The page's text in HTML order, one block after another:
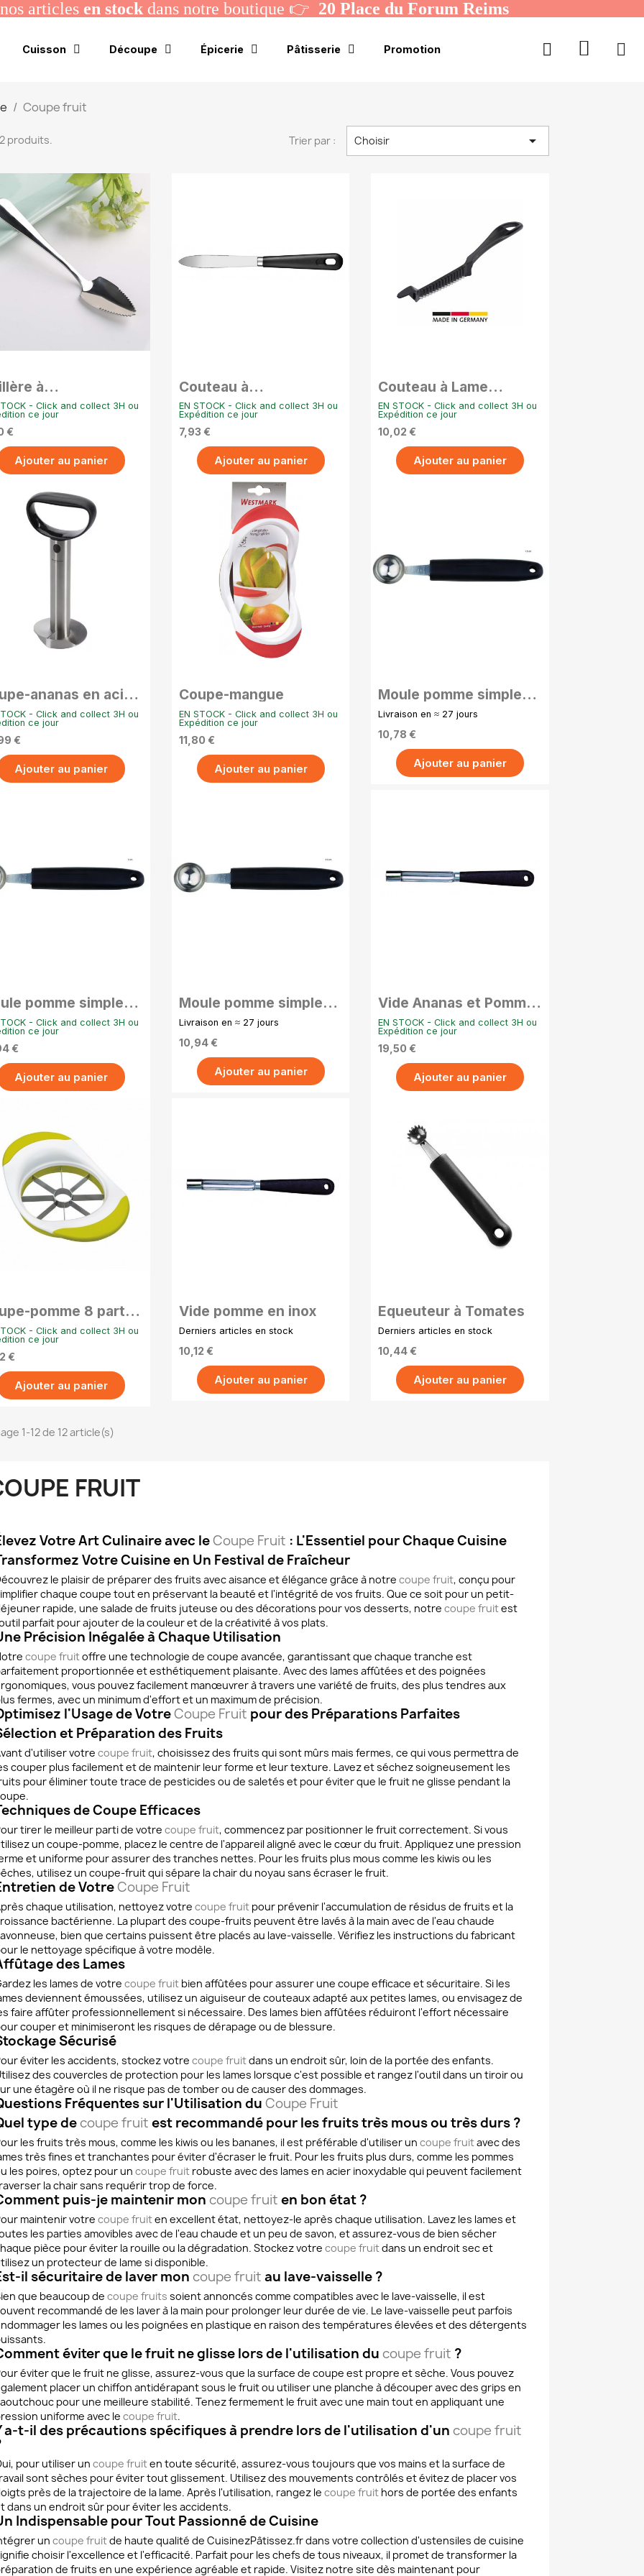
articlesen stockdans notre boutique 👉 20 Place du Forum Reims
Cuisson Découpe Épicerie Pâtisserie Promotion
Coupe fruit
FRUIT
Votre Art Culinaire avec leCoupe Fruit : L'Essentiel pour Chaque Cuisine
Votre Cuisine en Un Festival de Fraîcheur
le plaisir de préparer des fruits avec aisance et élégance grâce à notre coupe fruit, conçu pour
chaque coupe tout en préservant la beauté et l'intégrité de vos fruits. Que ce soit pour un petit-
rapide, une salade de fruits juteuse ou des décorations pour vos desserts, notre coupe fruitest
parfait pour ajouter de la couleur et de la créativité à vos plats.
Précision Inégalée à Chaque Utilisation
coupe fruitoffre une technologie de coupe avancée, garantissant que chaque tranche est
proportionnée et esthétiquement plaisante. Avec des lames affûtées et des poignées
vous pouvez facilement manœuvrer à travers une variété de fruits, des plus tendres aux
fermes, avec un minimum d'effort et un maximum de précision.
l'Usage de VotreCoupe Fruit pour des Préparations Parfaites
et Préparation des Fruits
d'utiliser votre coupe fruit, choisissez des fruits qui sont mûrs mais fermes, ce qui vous permettra de
couper plus facilement et de maintenir leur forme et leur texture. Lavez et séchez soigneusement les
pour éliminer toute trace de pesticides ou de saletés et pour éviter que le fruit ne glisse pendant la
de Coupe Efficaces
tirer le meilleur parti de votre coupe fruit, commencez par positionner le fruit correctement. Si vous
un coupe-pomme, placez le centre de l'appareil aligné avec le cœur du fruit. Appliquez une pression
et uniforme pour assurer des tranches nettes. Pour les fruits plus mous comme les kiwis ou les
utilisez un coupe-fruit qui sépare la chair du noyau sans écraser le fruit.
de VotreCoupe Fruit
chaque utilisation, nettoyez votre coupe fruitpour prévenir l'accumulation de résidus de fruits et la
bactérienne. La plupart des coupe-fruits peuvent être lavés à la main avec de l'eau chaude
bien que certains puissent être placés au lave-vaisselle. Vérifiez les instructions du fabricant
le nettoyage spécifique à votre modèle.
des Lames
les lames de votre coupe fruitbien affûtées pour assurer une coupe efficace et sécuritaire. Si les
deviennent émoussées, utilisez un aiguiseur de couteaux adapté aux petites lames, ou envisagez de
faire affûter professionnellement si nécessaire. Des lames bien affûtées réduiront l'effort nécessaire
couper et minimiseront les risques de dérapage ou de blessure.
Sécurisé
éviter les accidents, stockez votre coupe fruitdans un endroit sûr, loin de la portée des enfants.
des couvercles de protection pour les lames lorsque c'est possible et rangez l'outil dans un tiroir ou
une étagère où il ne risque pas de tomber ou de causer des dommages.
Fréquentes sur l'Utilisation du Coupe Fruit
type decoupe fruit est recommandé pour les fruits très mous ou très durs ?
les fruits très mous, comme les kiwis ou les bananes, il est préférable d'utiliser un coupe fruitavec des
très fines et tranchantes pour éviter d'écraser le fruit. Pour les fruits plus durs, comme les pommes
les poires, optez pour un coupe fruitrobuste avec des lames en acier inoxydable qui peuvent facilement
la chair sans requérir trop de force.
puis-je maintenir mon coupe fruit en bon état ?
maintenir votre coupe fruiten excellent état, nettoyez-le après chaque utilisation. Lavez les lames et
les parties amovibles avec de l'eau chaude et un peu de savon, et assurez-vous de bien sécher
pièce pour éviter la rouille ou la dégradation. Stockez votre coupe fruitdans un endroit sec et
un protecteur de lame si disponible.
il sécuritaire de laver moncoupe fruit au lave-vaisselle ?
que beaucoup de coupe fruits soient annoncés comme compatibles avec le lave-vaisselle, il est
recommandé de les laver à la main pour prolonger leur durée de vie. Le lave-vaisselle peut parfois
les lames ou les poignées en plastique en raison des températures élevées et des détergents
éviter que le fruit ne glisse lors de l'utilisation ducoupe fruit ?
éviter que le fruit ne glisse, assurez-vous que la surface de coupe est propre et sèche. Vous pouvez
placer un chiffon antidérapant sous le fruit ou utiliser une planche à découper avec des grips en
pour une meilleure stabilité. Tenez fermement le fruit avec une main tout en appliquant une
uniforme avec le coupe fruit.
a-t-il des précautions spécifiques à prendre lors de l'utilisation d'un coupe fruit
pour utiliser un coupe fruiten toute sécurité, assurez-vous toujours que vos mains et la surface de
sont sèches pour éviter tout glissement. Utilisez des mouvements contrôlés et évitez de placer vos
près de la trajectoire de la lame. Après l'utilisation, rangez le coupe fruithors de portée des enfants
dans un endroit sûr pour éviter les accidents.
Indispensable pour Tout Passionné de Cuisine
un coupe fruitde haute qualité de CuisinezPâtissez.fr dans votre collection d'ustensiles de cuisine
choisir l'excellence et l'efficacité. Parfait pour les chefs de tous niveaux, il promet de transformer la
de fruits en une expérience agréable et rapide. Visitez notre site dès maintenant pour
produits. Trier par : Choisir 
à
Inox
- Click and collect 3H ou
ce jour
€
Ajouter au panier
Couteau à
pamplemousse
EN STOCK - Click and collect 3H ou
Expédition ce jour
7,93 €
Ajouter au panier
Couteau à Lame
Ondulée Garnetta
EN STOCK - Click and collect 3H ou
Expédition ce jour
10,02 €
Ajouter au panier
APERÇU RAPIDE
ananas en acier
avec lame
- Click and collect 3H ou
ce jour
€
Ajouter au panier
APERÇU RAPIDE
Coupe-mangue
EN STOCK - Click and collect 3H ou
Expédition ce jour
11,80 €
Ajouter au panier
Moule pomme simple
en inox - 1.5 cm
Livraison en ≈ 27 jours
10,78 €
Ajouter au panier
pomme simple
- 2 cm
- Click and collect 3H ou
ce jour
€
Ajouter au panier
Moule pomme simple
en inox - 2.5 cm
Livraison en ≈ 27 jours
10,94 €
Ajouter au panier
Vide Ananas et Pomme
en Inox 20 cm
EN STOCK - Click and collect 3H ou
Expédition ce jour
19,50 €
Ajouter au panier
pomme 8 parts
facile et
- Click and collect 3H ou
ce jour
€
Ajouter au panier
Vide pomme en inox
Derniers articles en stock
10,12 €
Ajouter au panier
Équeuteur à Tomates
Derniers articles en stock
10,44 €
Ajouter au panier
1-12 de 12 article(s)